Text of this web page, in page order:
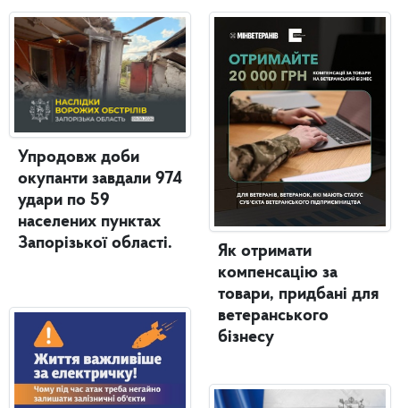
Упродовж доби
окупанти завдали 974
удари по 59
населених пунктах
Запорізької області.
Як отримати
компенсацію за
товари, придбані для
ветеранського
бізнесу